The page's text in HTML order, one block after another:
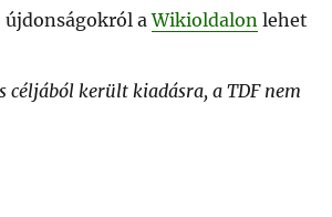
újdonságokról aWikioldalon lehet
céljából került kiadásra, a TDF nem